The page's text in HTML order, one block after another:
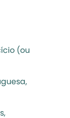
(ou
,